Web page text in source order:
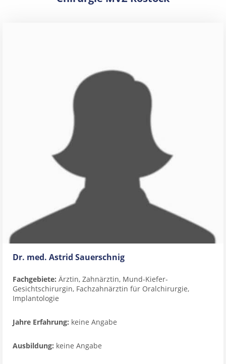
Dr. med. Astrid Sauerschnig
Fachgebiete: Ärztin, Zahnärztin, Mund-Kiefer-
Gesichtschirurgin, Fachzahnärztin für Oralchirurgie,
Implantologie
Jahre Erfahrung: keine Angabe
Ausbildung: keine Angabe